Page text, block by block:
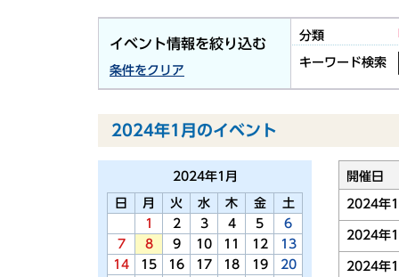
イベント情報を絞り込む
条件をクリア
分類
キーワード検索
2024年1月のイベント
2024年1月
日 月 火 水 木 金
土
1
2 3 4 5
6
7
8 9 10 11 12
13
14
15 16 17 18 19
20
開催日
2024年
2024年
2024年